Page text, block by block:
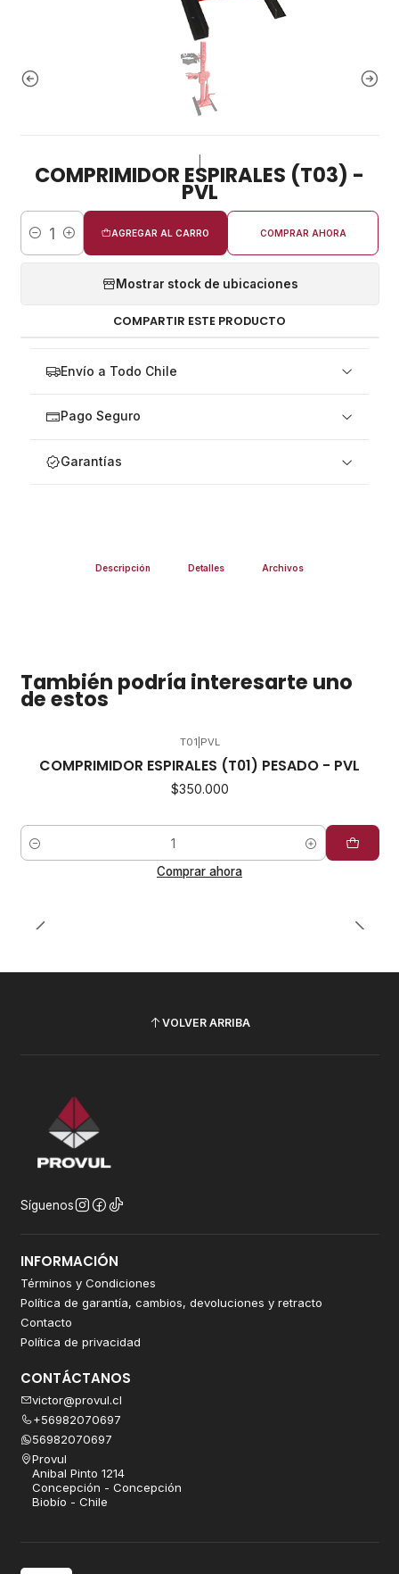
COMPRIMIDOR ESPIRALES (T03) -
PVL
Cantidad
AGREGAR AL CARRO COMPRAR AHORA
Mostrar stock de ubicaciones
COMPARTIR ESTE PRODUCTO
Envío a Todo Chile
Pago Seguro
Garantías
Descripción Detalles Archivos
También podría interesarte uno
de estos
T01 PVL
COMPRIMIDOR ESPIRALES (T01) PESADO - PVL
$350.000
Cantidad
Comprar ahora
VOLVER ARRIBA
Síguenos
INFORMACIÓN
Términos y Condiciones
Política de garantía, cambios, devoluciones y retracto
Contacto
Política de privacidad
CONTÁCTANOS
victor@provul.cl
+56982070697
56982070697
Provul
Anibal Pinto 1214
Concepción - Concepción
Biobío - Chile